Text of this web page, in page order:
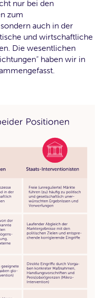
nur bei den
zum
auch in der
und wirtschaftliche
Die wesentlichen
haben wir in